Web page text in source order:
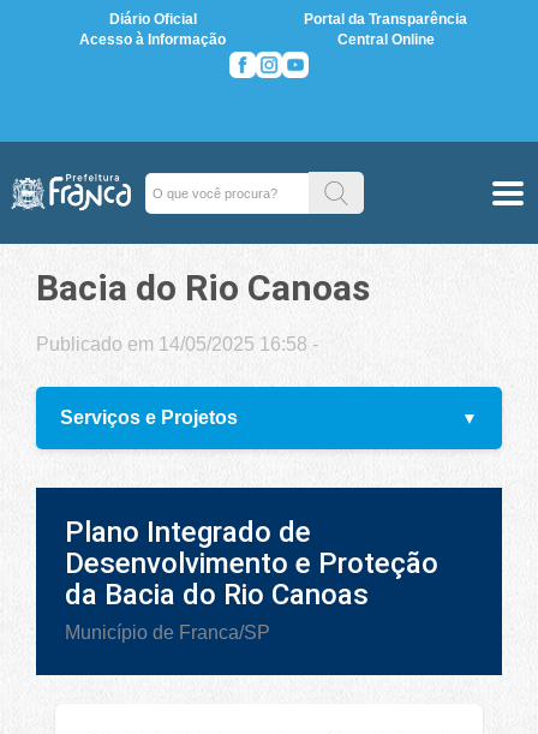
Diário Oficial
Portal da Transparência
Acesso à Informação
Central Online
Bacia do Rio Canoas
Publicado em 14/05/2025 16:58 -
Serviços e Projetos
Plano Integrado de
Desenvolvimento e Proteção
da Bacia do Rio Canoas
Município de Franca/SP